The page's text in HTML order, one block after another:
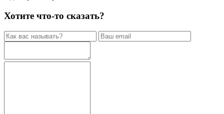
Хотите что-то сказать?